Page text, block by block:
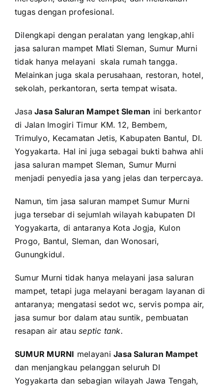
tugas dengan profesional.
Dilengkapi dengan peralatan yang lengkap,ahli
jasa saluran mampet Mlati Sleman, Sumur Murni
tidak hanya melayani skala rumah tangga.
Melainkan juga skala perusahaan, restoran, hotel,
sekolah, perkantoran, serta tempat wisata.
Jasa Jasa Saluran Mampet Sleman ini berkantor
di Jalan Imogiri Timur KM. 12, Bembem,
Trimulyo, Kecamatan Jetis, Kabupaten Bantul, DI.
Yogyakarta. Hal ini juga sebagai bukti bahwa ahli
jasa saluran mampet Sleman, Sumur Murni
menjadi penyedia jasa yang jelas dan terpercaya.
Namun, tim jasa saluran mampet Sumur Murni
juga tersebar di sejumlah wilayah kabupaten DI
Yogyakarta, di antaranya Kota Jogja, Kulon
Progo, Bantul, Sleman, dan Wonosari,
Gunungkidul.
Sumur Murni tidak hanya melayani jasa saluran
mampet, tetapi juga melayani beragam layanan di
antaranya; mengatasi sedot wc, servis pompa air,
jasa sumur bor dalam atau suntik, pembuatan
resapan air atauseptic tank.
SUMUR MURNI melayaniJasa Saluran Mampet
dan menjangkau pelanggan seluruh DI
Yogyakarta dan sebagian wilayah Jawa Tengah,